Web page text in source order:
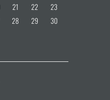
21 22
23
28 29
30